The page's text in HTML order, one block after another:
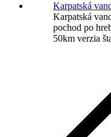
Karpatská
Karpatská
pochod po
50km verzia